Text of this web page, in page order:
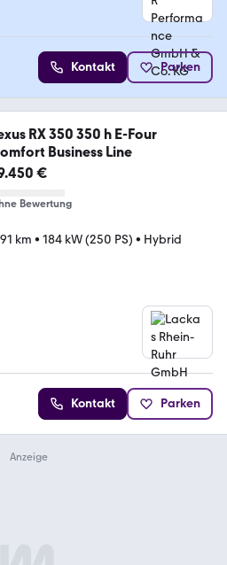
Kontakt Parken
RX 350 350 h E-Four
Business Line
€
Bewertung
km • 184 kW (250 PS) • Hybrid
Kontakt Parken